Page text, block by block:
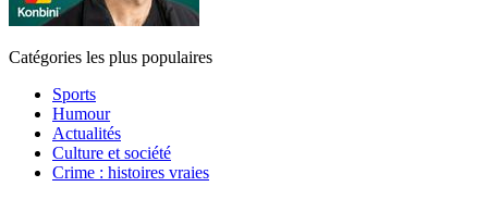
Catégories les plus populaires
Sports
Humour
Actualités
Culture et société
Crime : histoires vraies